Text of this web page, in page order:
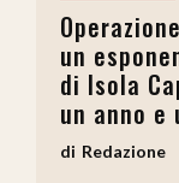
un
di Isola
un anno e
Redazione